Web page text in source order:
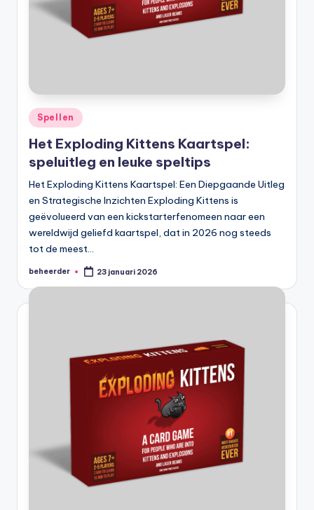
Geplaatst
in
Spellen
Het Exploding Kittens Kaartspel:
speluitleg en leuke speltips
Het Exploding Kittens Kaartspel: Een Diepgaande Uitleg
en Strategische Inzichten Exploding Kittens is
geëvolueerd van een kickstarterfenomeen naar een
wereldwijd geliefd kaartspel, dat in 2026 nog steeds
tot de meest…
Geplaatst
beheerder 23 januari 2026